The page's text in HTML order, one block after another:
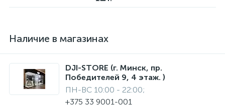
Наличие в магазинах
DJI-STORE (г. Минск, пр.
Победителей 9, 4 этаж. )
ПН-ВС 10:00 - 22:00;
+375 33 9001-001